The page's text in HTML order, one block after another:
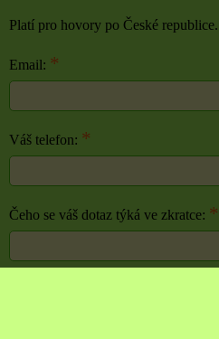
Platí pro hovory po České republice.
Email: *
Váš telefon: *
Čeho se váš dotaz týká ve zkratce: *